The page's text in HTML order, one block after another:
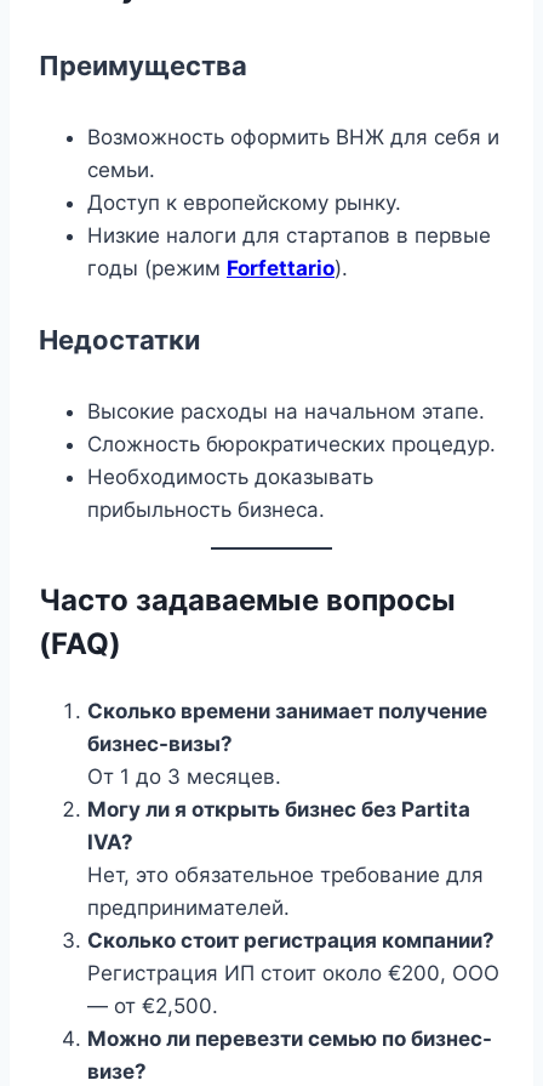
Преимущества
Возможность оформить ВНЖ для себя и
семьи.
Доступ к европейскому рынку.
Низкие налоги для стартапов в первые
годы (режим Forfettario).
Недостатки
Высокие расходы на начальном этапе.
Сложность бюрократических процедур.
Необходимость доказывать
прибыльность бизнеса.
Часто задаваемые вопросы
(FAQ)
Сколько времени занимает получение
бизнес-визы?
От 1 до 3 месяцев.
Могу ли я открыть бизнес без Partita
IVA?
Нет, это обязательное требование для
предпринимателей.
Сколько стоит регистрация компании?
Регистрация ИП стоит около €200, ООО
— от €2,500.
Можно ли перевезти семью по бизнес-
визе?